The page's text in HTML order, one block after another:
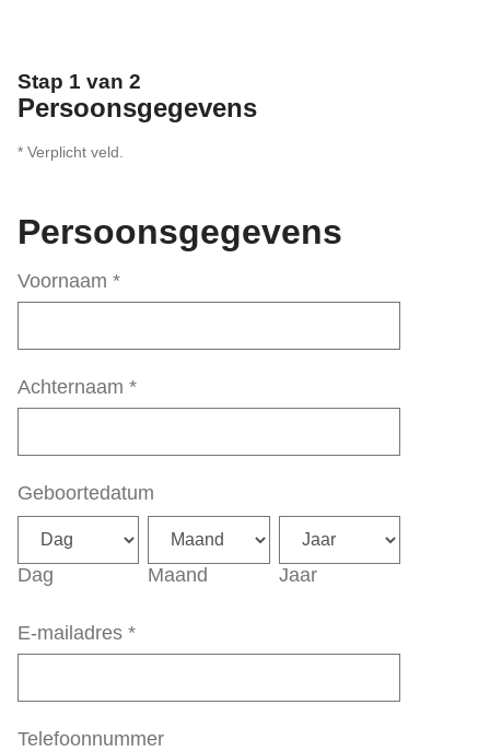
Stap 1 van 2
Persoonsgegevens
* Verplicht veld.
Persoonsgegevens
Voornaam *
Achternaam *
Geboortedatum
Dag Maand Jaar
E-mailadres *
Telefoonnummer